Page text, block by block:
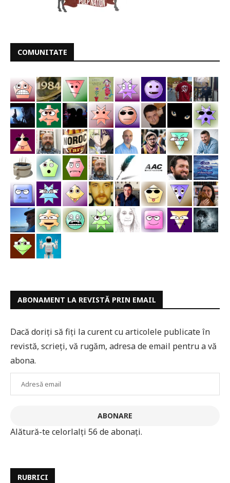
COMUNITATE
ABONAMENT LA REVISTĂ PRIN EMAIL
Dacă doriți să fiți la curent cu articolele publicate în
revistă, scrieți, vă rugăm, adresa de email pentru a vă
abona.
Adresă
ABONARE
Alătură-te celorlalți 56 de abonați.
RUBRICI